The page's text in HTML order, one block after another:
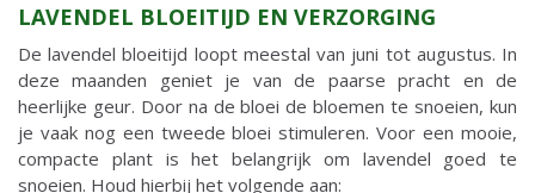
LAVENDEL BLOEITIJD EN VERZORGING
De lavendel bloeitijd loopt meestal van juni tot augustus. In
deze maanden geniet je van de paarse pracht en de
heerlijke geur. Door na de bloei de bloemen te snoeien, kun
je vaak nog een tweede bloei stimuleren. Voor een mooie,
compacte plant is het belangrijk om lavendel goed te
snoeien. Houd hierbij het volgende aan: